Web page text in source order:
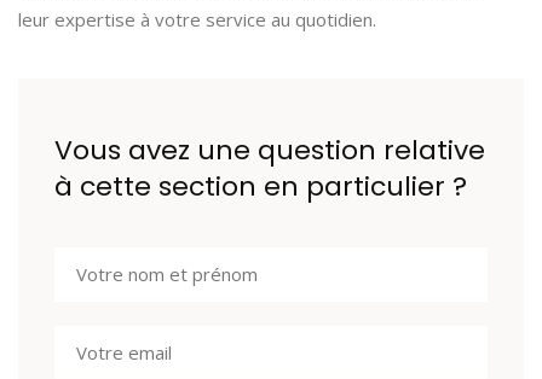
leur expertise à votre service au quotidien.
Vous avez une question relative
à cette section en particulier ?